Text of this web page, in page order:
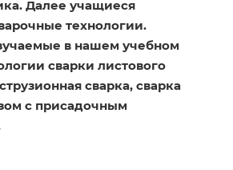
Далее учащиеся
технологии.
в нашем учебном
сварки листового
сварка, сварка
с присадочным